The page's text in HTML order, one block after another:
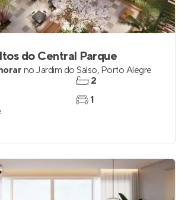
do Central Parque
no Jardim do Salso, Porto Alegre
2
1